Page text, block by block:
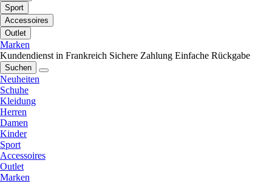
Sport
Accessoires
Outlet
Marken
Kundendienst in Frankreich Sichere Zahlung Einfache Rückgabe
Suchen
Neuheiten
Schuhe
Kleidung
Herren
Damen
Kinder
Sport
Accessoires
Outlet
Marken